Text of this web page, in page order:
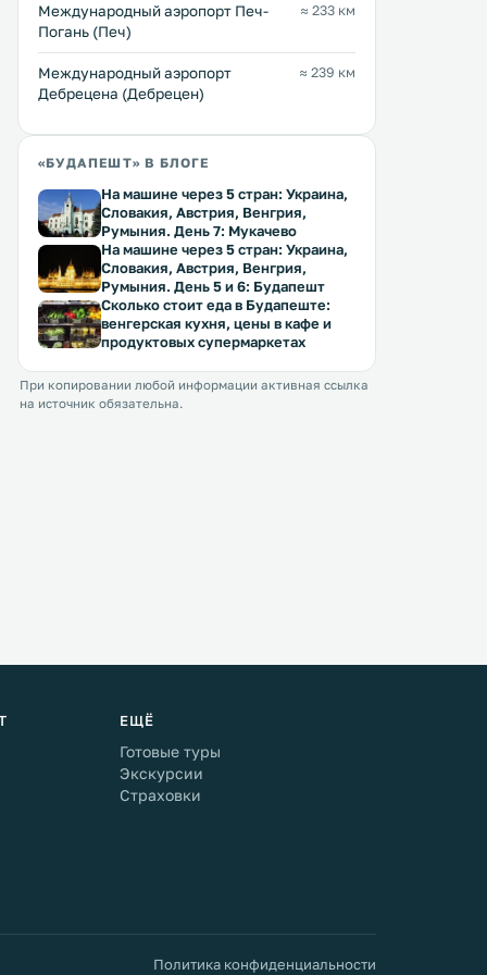
бесплатным доступом в Интернет,
спутниковым телевидением и
хорошо оборудованной кухней. .
Перейти →
kitchen with an oven and
Международный аэропорт Печ-
Погань (Печ)
≈ 233 км
Международный аэропорт
Дебрецена (Дебрецен)
≈ 239 км
«БУДАПЕШТ» В БЛОГЕ
На машине через 5 стран: Украина,
Словакия, Австрия, Венгрия,
Румыния. День 7: Мукачево
На машине через 5 стран: Украина,
Словакия, Австрия, Венгрия,
Румыния. День 5 и 6: Будапешт
Сколько стоит еда в Будапеште:
венгерская кухня, цены в кафе и
продуктовых супермаркетах
При копировании любой информации активная ссылка
на источник обязательна.
ЕЩЁ
Готовые туры
Экскурсии
Страховки
Политика конфиденциальности